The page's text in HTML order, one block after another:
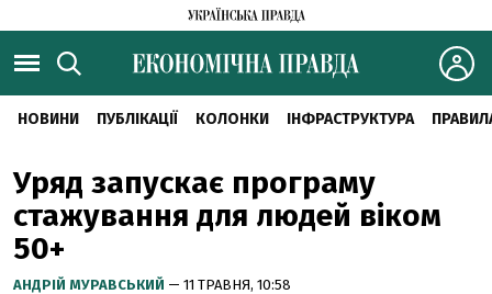
НОВИНИ ПУБЛІКАЦІЇ КОЛОНКИ ІНФРАСТРУКТУРА
Уряд запускає програму
стажування для людей віком
50+
АНДРІЙ МУРАВСЬКИЙ — 11 ТРАВНЯ, 10:58